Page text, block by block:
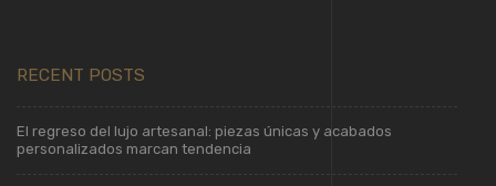
RECENT POSTS
El regreso del lujo artesanal: piezas únicas y acabados
personalizados marcan tendencia